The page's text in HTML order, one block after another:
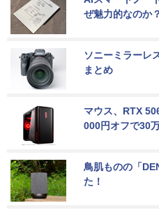
ぜ魅力的なのか？
ソニーミラーレ
まとめ
マウス、RTX
000円オフで30
鳥肌ものの「
た！